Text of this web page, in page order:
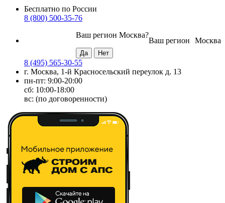
Бесплатно по России
8 (800) 500-35-76
Москва
Ваш регион
Ваш регион Москва?
8 (495) 565-30-55
г. Москва, 1-й Красносельский переулок д. 13
пн-пт: 9:00-20:00
сб: 10:00-18:00
вс: (по договоренности)